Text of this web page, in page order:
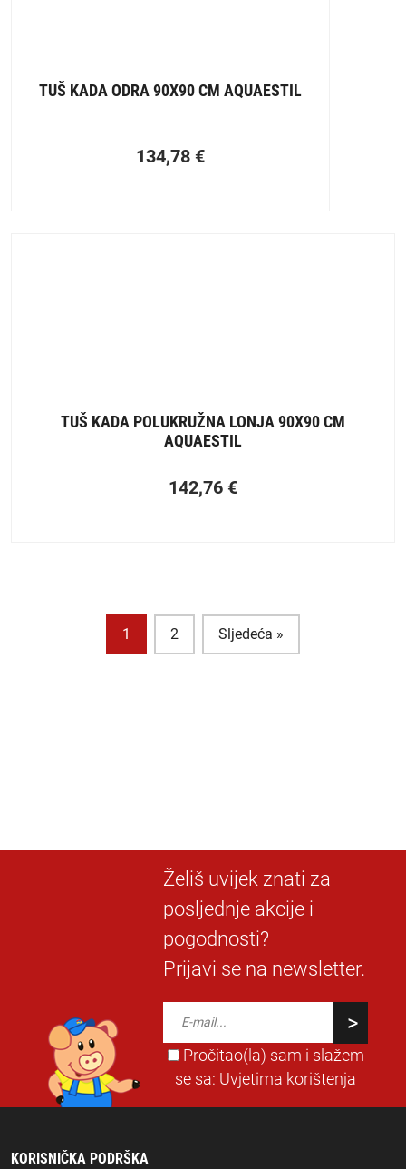
TUŠ KADA ODRA 90X90 CM AQUAESTIL
134,78 €
TUŠ KADA POLUKRUŽNA LONJA 90X90 CM
AQUAESTIL
142,76 €
1 2 Sljedeća »
Želiš uvijek znati za
posljednje akcije i
pogodnosti?
Prijavi se na newsletter.
Pročitao(la) sam i slažem
se sa: Uvjetima korištenja
KORISNIČKA PODRŠKA